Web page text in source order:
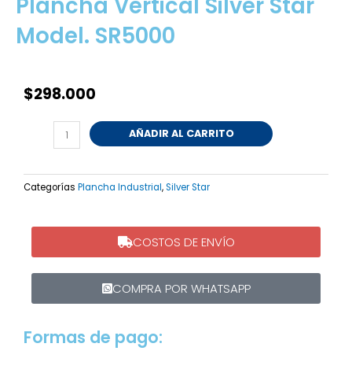
Model. SR5000
$298.000
Vertical
Star
Model.
cantidad
AÑADIR AL CARRITO
Categorías Plancha Industrial,Silver Star
COSTOS DE ENVÍO
COMPRA POR WHATSAPP
Formas de pago: